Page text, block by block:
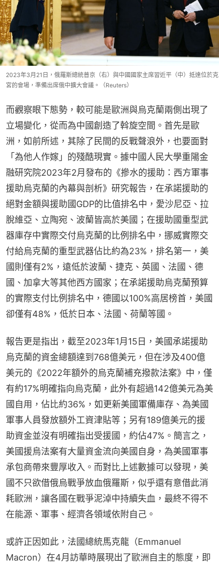
2023年3月21日，俄羅斯總統普京（右）與中國國家主席習近平（中）抵達位於克
宮的會場，準備出席俄中擴大會議。（Reuters）
而觀察眼下態勢，較可能是歐洲與烏克蘭兩側出現了
立場變化，從而為中國創造了斡旋空間。首先是歐
洲，如前所述，其除了民間的反戰聲浪外，也要面對
「為他人作嫁」的殘酷現實。據中國人民大學重陽金
融研究院2023年2月發布的《摻水的援助：西方軍事
援助烏克蘭的內幕與剖析》研究報告，在承諾援助的
絕對金額與援助國GDP的比值排名中，愛沙尼亞、拉
脫維亞、立陶宛、波蘭皆高於美國；在援助國重型武
器庫存中實際交付烏克蘭的比例排名中，挪威實際交
付給烏克蘭的重型武器佔比約為23%，排名第一，美
國則僅有2%，遠低於波蘭、捷克、英國、法國、德
國、加拿大等其他西方國家；在承諾援助烏克蘭預算
的實際支付比例排名中，德國以100%高居榜首，美國
卻僅有48%，低於日本、法國、荷蘭等國。
報告更是指出，截至2023年1月15日，美國承諾援助
烏克蘭的資金總額達到768億美元，但在涉及400億
美元的《2022年額外的烏克蘭補充撥款法案》中，僅
有約17%明確指向烏克蘭，此外有超過142億美元為美
國自用，佔比約36%，如更新美國軍備庫存、為美國
軍事人員發放額外工資津貼等；另有189億美元的援
助資金並沒有明確指出受援國，約佔47%。簡言之，
美國援烏法案有大量資金流向美國自身，為美國軍事
承包商帶來豐厚收入。而對比上述數據可以發現，美
國不只欲借俄烏戰爭放血俄羅斯，似乎還有意借此消
耗歐洲，讓各國在戰爭泥淖中持續失血，最終不得不
在能源、軍事、經濟各領域依附自己。
或許正因如此，法國總統馬克龍（Emmanuel
Macron）在4月訪華時展現出了歐洲自主的態度，即